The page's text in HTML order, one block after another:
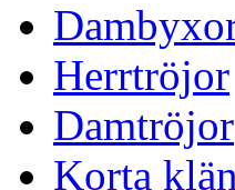
Herrtröjor
Damtröjor
Korta